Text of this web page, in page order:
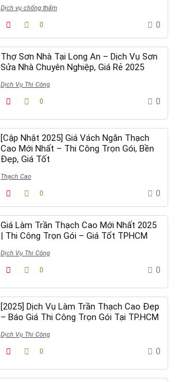
Dịch vụ chống thấm
0 0
Thợ Sơn Nhà Tại Long An – Dịch Vụ Sơn
Sửa Nhà Chuyên Nghiệp, Giá Rẻ 2025
Dịch Vụ Thi Công
0 0
[Cập Nhật 2025] Giá Vách Ngăn Thạch
Cao Mới Nhất – Thi Công Trọn Gói, Bền
Đẹp, Giá Tốt
Thạch Cao
0 0
Giá Làm Trần Thạch Cao Mới Nhất 2025
| Thi Công Trọn Gói – Giá Tốt TPHCM
Dịch Vụ Thi Công
0 0
[2025] Dịch Vụ Làm Trần Thạch Cao Đẹp
– Báo Giá Thi Công Trọn Gói Tại TP.HCM
Dịch Vụ Thi Công
0 0